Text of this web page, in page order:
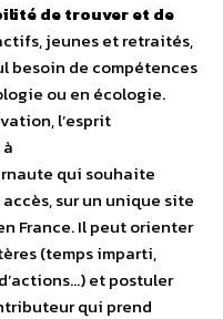
de trouver et de
jeunes et retraités,
besoin de compétences
ou en écologie.
l’esprit
qui souhaite
sur un unique site
France. Il peut orienter
(temps imparti,
et postuler
qui prend